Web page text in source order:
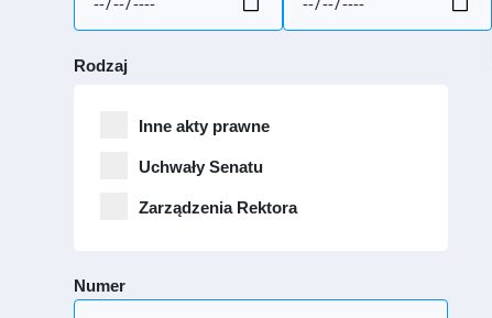
Rodzaj
Inne akty prawne
Uchwały Senatu
Zarządzenia Rektora
Numer